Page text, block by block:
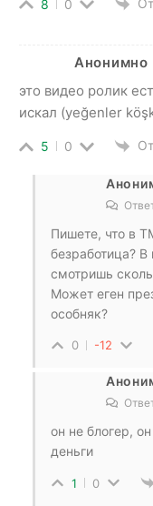
8 0
Анонимно
это видео ролик
искал (yeğenler
5 0
Пишете, что в
безработица? В
смотришь
Может еген
особняк?
0 -12
он не блогер,
деньги
1 0